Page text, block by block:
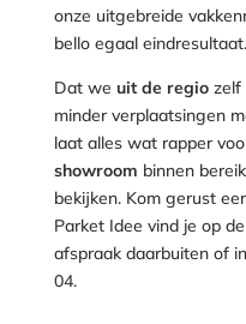
onze uitgebreide
bello egaal eindresultaat.
Dat we uit de regiozelf
minder verplaatsingen
laat alles wat rapper
showroom binnen
bekijken. Kom gerust
Parket Idee vind je op
afspraak daarbuiten of
04.